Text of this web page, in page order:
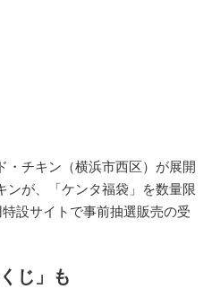
チキン（横浜市西区）が展開
ンが、「ケンタ福袋」を数量限
設サイトで事前抽選販売の受
じ」も